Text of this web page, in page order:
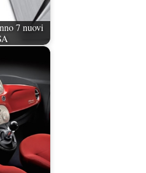
7 nuovi